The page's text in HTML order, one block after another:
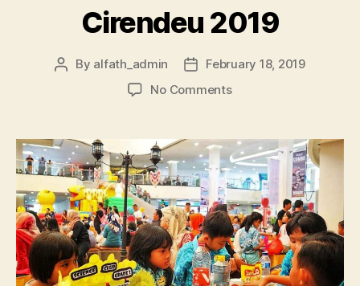
Cirendeu 2019
By alfath_admin
February 18, 2019
No Comments